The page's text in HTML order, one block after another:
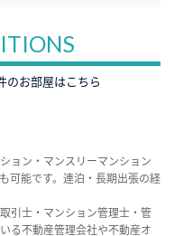
のお部屋はこちら
ョン・マンスリーマンション
可能です。連泊・長期出張の経
引士・マンション管理士・管
る不動産管理会社や不動産オ